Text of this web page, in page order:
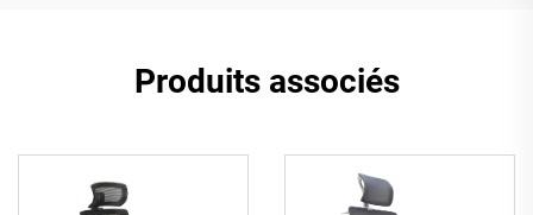
Produits associés